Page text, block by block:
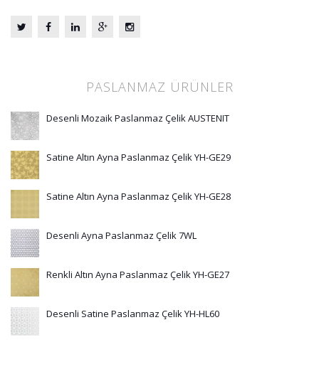
PASLANMAZ ÜRÜNLER
Desenli Mozaik Paslanmaz Çelik AUSTENIT
Satine Altın Ayna Paslanmaz Çelik YH-GE29
Satine Altın Ayna Paslanmaz Çelik YH-GE28
Desenli Ayna Paslanmaz Çelik 7WL
Renkli Altın Ayna Paslanmaz Çelik YH-GE27
Desenli Satine Paslanmaz Çelik YH-HL60